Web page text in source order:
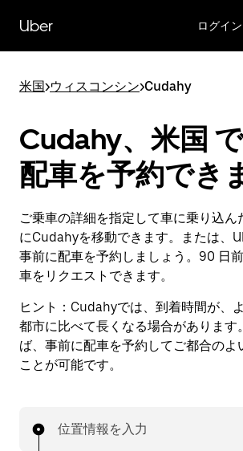
Uber ログイン
米国>ウィスコンシン>Cudahy
Cudahy、米国
配車を予約でき
ご乗車の詳細を指定して車に乗り込ん
にCudahyを移動できます。または、
事前に配車を予約しましょう。90 日
車をリクエストできます。
ヒント： Cudahyでは、到着時間が、
都市に比べて長くなる場合があります
ば、事前に配車を予約してご都合のよ
ことが可能です。
位置情報を入力